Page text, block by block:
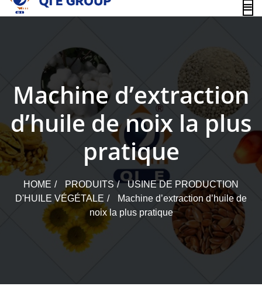
content
Machine d’extraction
d’huile de noix la plus
pratique
HOME PRODUITS
USINE DE PRODUCTION
D'HUILE VÉGÉTALE
Machine d’extraction d’huile de
noix la plus pratique